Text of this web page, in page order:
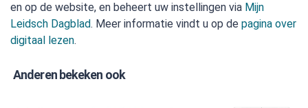
en op de website, en beheert uw instellingen via Mijn
Leidsch Dagblad. Meer informatie vindt u op de pagina over
digitaal lezen.
Anderen bekeken ook